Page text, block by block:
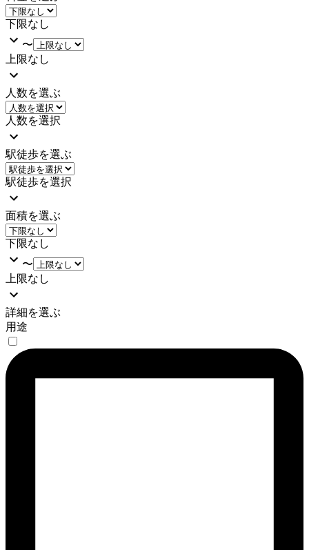
下限なし
〜
上限なし
人数を選ぶ
人数を選択
駅徒歩を選ぶ
駅徒歩を選択
面積を選ぶ
下限なし
〜
上限なし
詳細を選ぶ
用途